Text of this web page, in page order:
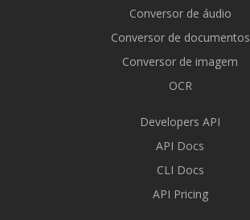
Conversor de áudio
Conversor de documentos
Conversor de imagem
OCR
Developers API
API Docs
CLI Docs
API Pricing